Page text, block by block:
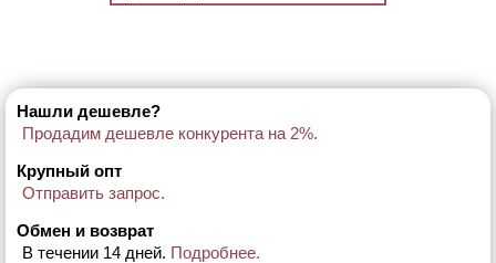
Нашли дешевле?
Продадим дешевле конкурента на 2%.
Крупный опт
Отправить запрос.
Обмен и возврат
В течении 14 дней. Подробнее.